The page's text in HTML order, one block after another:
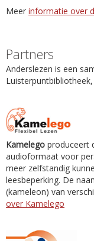
Meer informatie over
Partners
Anderslezen is een
Kamelego produceert
audioformaat voor
meer zelfstandig
leesbeperking. De
(kameleon) van
over Kamelego